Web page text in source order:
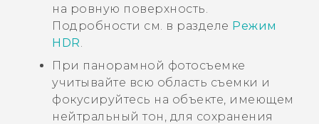
на ровную поверхность.
Подробности см. в разделе Режим
HDR
При панорамной фотосъемке
учитывайте всю область съемки и
фокусируйтесь на объекте, имеющем
нейтральный тон, для сохранения